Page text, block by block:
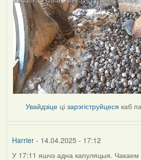
Увайдзіце цізарэгіструйцеся каб
Harrier- 14.04.2025 - 17:12
У 17:11 яшчэ адна капуляцыя. Чакаем